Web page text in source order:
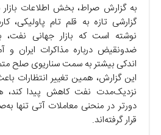
گزارشی تازه به قلم تام پاولیکی،
نوشته است که بازار جهانی نفت،
ضدونقیض درباره مذاکرات ایران و
اندکی بیشتر به سمت سناریوی صلح
این گزارش، همین تغییر انتظارات
نزدیک‌مدت نفت کاهش پیدا کند،
دورتر در منحنی معاملات آتی
قرار گرفته‌اند.